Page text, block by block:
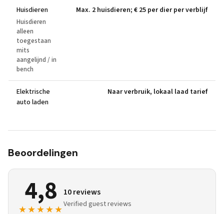
Huisdieren
Huisdieren
alleen
toegestaan
mits
aangelijnd / in
bench
Max. 2 huisdieren; € 25 per dier per verblijf
Elektrische
auto laden
Naar verbruik, lokaal laad tarief
Beoordelingen
4,8
★★★★★
10 reviews
Verified guest reviews